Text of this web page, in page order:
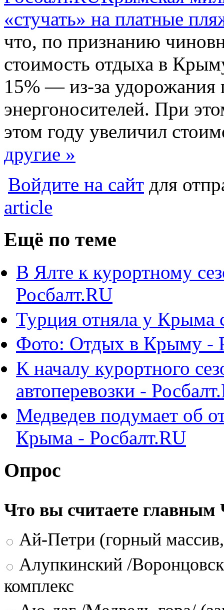
«стучать» на платные
что, по признанию
стоимость отдыха в
15% — из-за удорожания
энергоносителей. При
этом году увеличил
другие »
Войдите на сайт для
article
Ещё по теме
В Ялте к курортному
Росбалт.RU
Турция отняла у Крыма
Фото: Отдых в Крыму -
К началу курортного
автоперевозки -
Медведев подумает об
Крыма - Росбалт.RU
Опрос
Что вы считаете
Ай-Петри (горный
Алупкинский /
комплекс